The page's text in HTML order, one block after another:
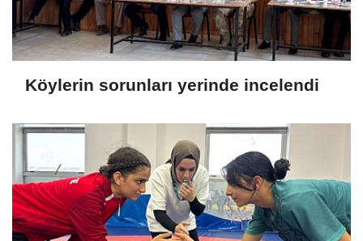
Köylerin sorunları yerinde incelendi